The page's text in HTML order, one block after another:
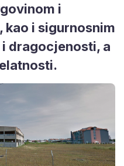
i
i sigurnosnim
dragocjenosti, a